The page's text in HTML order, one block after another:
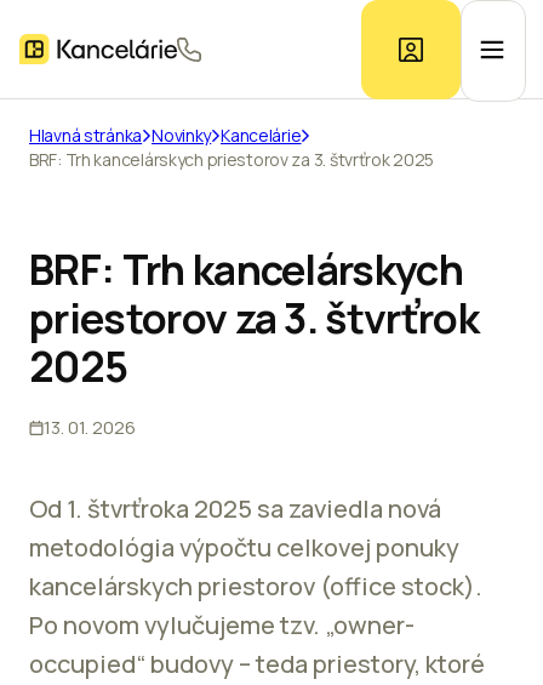
Ponuka kancelárií
Prieskum trhu
Kontakt
Hlavná stránka Novinky Kancelárie
BRF: Trh kancelárskych priestorov za 3. štvrťrok 2025
BRF: Trh kancelárskych
priestorov za 3. štvrťrok
2025
13. 01. 2026
Od 1. štvrťroka 2025 sa zaviedla nová
metodológia výpočtu celkovej ponuky
kancelárskych priestorov (office stock).
Po novom vylučujeme tzv. „owner-
occupied“ budovy – teda priestory, ktoré